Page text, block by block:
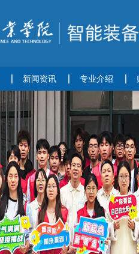
新闻资讯 专业介绍